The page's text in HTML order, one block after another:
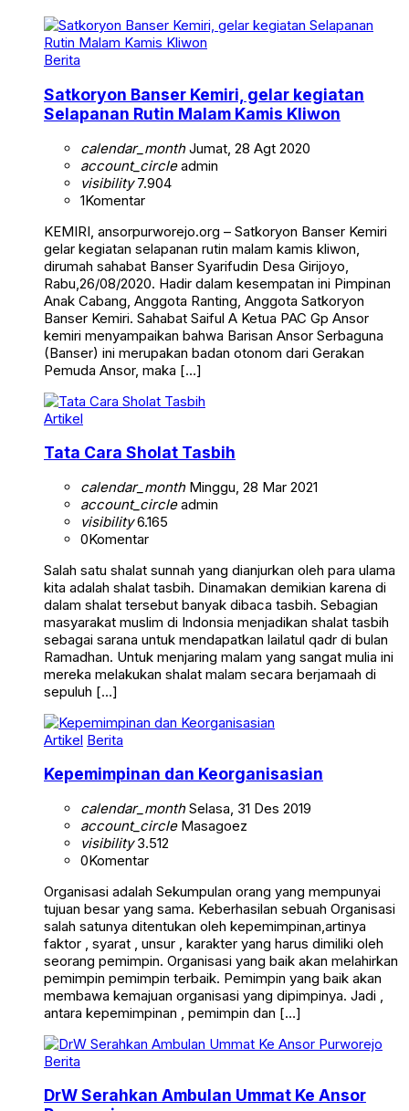
Berita
Satkoryon Banser Kemiri, gelar kegiatan
Selapanan Rutin Malam Kamis Kliwon
calendar_monthJumat, 28 Agt 2020
account_circleadmin
visibility7.904
1Komentar
KEMIRI, ansorpurworejo.org – Satkoryon Banser Kemiri
gelar kegiatan selapanan rutin malam kamis kliwon,
dirumah sahabat Banser Syarifudin Desa Girijoyo,
Rabu,26/08/2020. Hadir dalam kesempatan ini Pimpinan
Anak Cabang, Anggota Ranting, Anggota Satkoryon
Banser Kemiri. Sahabat Saiful A Ketua PAC Gp Ansor
kemiri menyampaikan bahwa Barisan Ansor Serbaguna
(Banser) ini merupakan badan otonom dari Gerakan
Pemuda Ansor, maka […]
Artikel
Tata Cara Sholat Tasbih
calendar_monthMinggu, 28 Mar 2021
account_circleadmin
visibility6.165
0Komentar
Salah satu shalat sunnah yang dianjurkan oleh para ulama
kita adalah shalat tasbih. Dinamakan demikian karena di
dalam shalat tersebut banyak dibaca tasbih. Sebagian
masyarakat muslim di Indonsia menjadikan shalat tasbih
sebagai sarana untuk mendapatkan lailatul qadr di bulan
Ramadhan. Untuk menjaring malam yang sangat mulia ini
mereka melakukan shalat malam secara berjamaah di
sepuluh […]
Artikel Berita
Kepemimpinan dan Keorganisasian
calendar_monthSelasa, 31 Des 2019
account_circleMasagoez
visibility3.512
0Komentar
Organisasi adalah Sekumpulan orang yang mempunyai
tujuan besar yang sama. Keberhasilan sebuah Organisasi
salah satunya ditentukan oleh kepemimpinan,artinya
faktor , syarat , unsur , karakter yang harus dimiliki oleh
seorang pemimpin. Organisasi yang baik akan melahirkan
pemimpin pemimpin terbaik. Pemimpin yang baik akan
membawa kemajuan organisasi yang dipimpinya. Jadi ,
antara kepemimpinan , pemimpin dan […]
Berita
DrW Serahkan Ambulan Ummat Ke Ansor